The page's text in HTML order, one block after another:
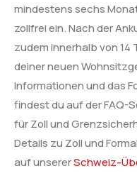
mindestens sechs
zollfrei ein. Nach der
zudem innerhalb von 14
deiner neuen
Informationen und das
findest du auf der FAQ-
für Zoll und
Details zu Zoll und
auf unsererSchweiz-